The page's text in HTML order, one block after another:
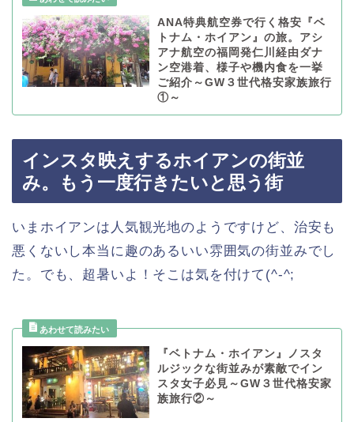
ANA特典航空券で行く格安『ベ
トナム・ホイアン』の旅。アシ
アナ航空の福岡発仁川経由ダナ
ン空港着、様子や機内食を一挙
ご紹介～GW３世代格安家族旅行
①～
インスタ映えするホイアンの街並
み。もう一度行きたいと思う街
いまホイアンは人気観光地のようですけど、治安も
悪くないし本当に趣のあるいい雰囲気の街並みでし
た。でも、超暑いよ！そこは気を付けて(^-^;
『ベトナム・ホイアン』ノスタ
ルジックな街並みが素敵でイン
スタ女子必見～GW３世代格安家
族旅行②～